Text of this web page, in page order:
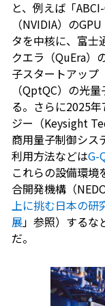
と、例えば「
（NVIDIA）のGPU
タを中核に、富士
クエラ（QuEra）
子スタートアップ
（QptQC）の光
る。さらに2025
ジー（Keysight
商用量子制御シス
利用方法などはG-
これらの設備環境
合開発機構（
上に挑む日本の研
展」参照）するな
だ。